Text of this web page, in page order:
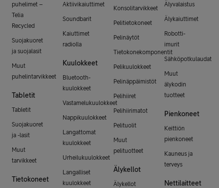
puhelimet –
Telia
Recycled
Suojakuoret
ja suojalasit
Muut
puhelintarvikkeet
Tabletit
Tabletit
Suojakuoret
ja -lasit
Muut
tarvikkeet
Tietokoneet
Aktiivikaiuttimet
Soundbarit
Kaiuttimet
radiolla
Kuulokkeet
Bluetooth-
kuulokkeet
Vastamelukuulokkeet
Nappikuulokkeet
Langattomat
kuulokkeet
Urheilukuulokkeet
Langalliset
kuulokkeet
Konsolitarvikkeet
Pelitietokoneet
Pelinäytöt
Tietokonekomponentit
Pelikuulokkeet
Pelinäppäimistöt
Pelihiiret
Pelihiirimatot
Pelituolit
Muut
pelituotteet
Älykellot
Älykellot
Älyvalaistus
Älykaiuttimet
Robotti-
imurit
Sähköpotkulaudat
Muut
älykodin
tuotteet
Pienkoneet
Keittiön
pienkoneet
Kauneus ja
terveys
Nettilaitteet